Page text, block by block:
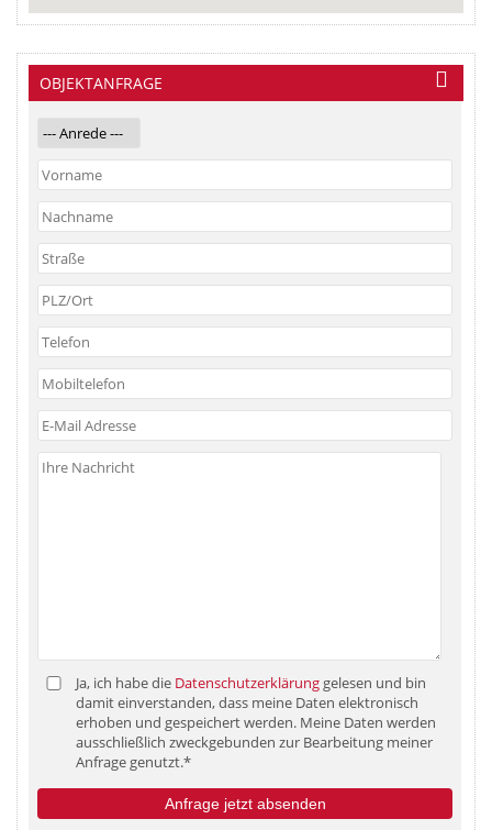
OBJEKTANFRAGE
Ja, ich habe die Datenschutzerklärung gelesen und bin
damit einverstanden, dass meine Daten elektronisch
erhoben und gespeichert werden. Meine Daten werden
ausschließlich zweckgebunden zur Bearbeitung meiner
Anfrage genutzt.*
Anfrage jetzt absenden